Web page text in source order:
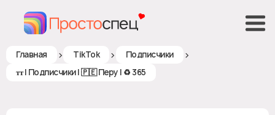
Главная > TikTok > Подписчики >
ᴛᴛ | Подписчики | 🇵🇪 Перу | ♻ 365